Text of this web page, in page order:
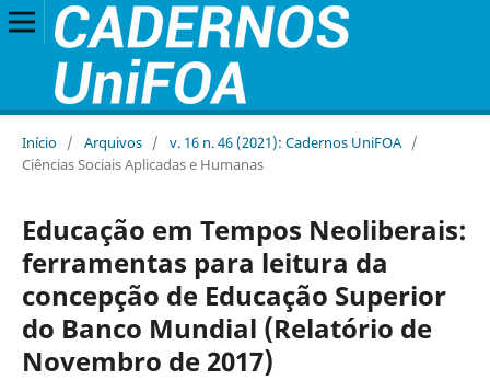
Início / Arquivos / v. 16 n. 46 (2021): Cadernos UniFOA /
Ciências Sociais Aplicadas e Humanas
Educação em Tempos Neoliberais:
ferramentas para leitura da
concepção de Educação Superior
do Banco Mundial (Relatório de
Novembro de 2017)